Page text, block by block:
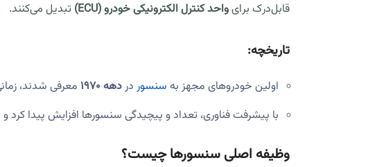
قابل‌درک برایواحد کنترل الکترونیکی خودرو (ECU) تبدیل می‌کنند.
تاریخچه:
اولین خودروهای مجهز به سنسور دردهه ۱۹۷۰
معرفی شدند،
با پیشرفت فناوری، تعداد و پیچیدگی سنسورها افزایش پیدا
وظیفه اصلی سنسورها چیست؟